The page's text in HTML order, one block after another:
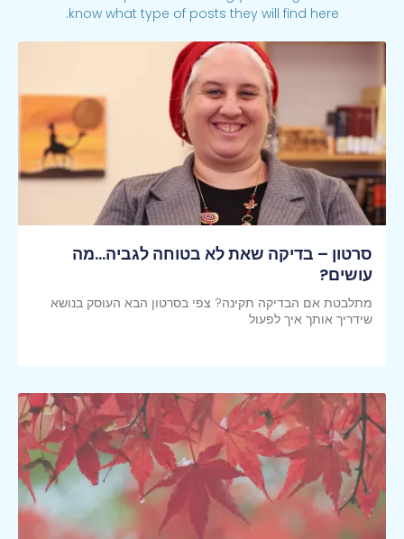
know what type of posts they will find here.
סרטון – בדיקה שאת לא בטוחה לגביה…מה
עושים?
מתלבטת אם הבדיקה תקינה? צפי בסרטון הבא העוסק בנושא
שידריך אותך איך לפעול